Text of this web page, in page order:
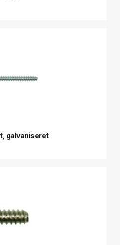
galvaniseret